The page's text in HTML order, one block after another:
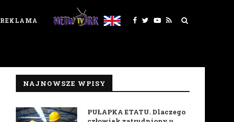
REKLAMA
NAJNOWSZE WPISY
PUŁAPKA ETATU. Dlaczego